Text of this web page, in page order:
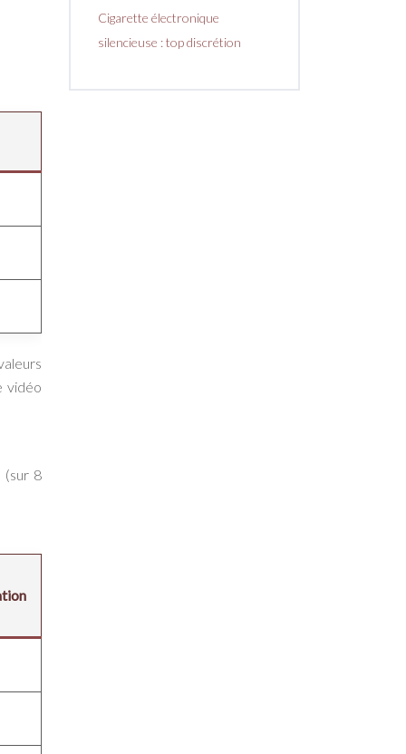
vidéo
(sur 8
Cigarette électronique
silencieuse : top discrétion